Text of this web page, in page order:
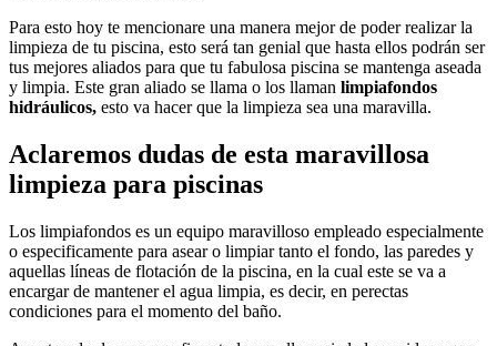
Para esto hoy te mencionare una manera mejor de poder realizar la
limpieza de tu piscina, esto será tan genial que hasta ellos podrán ser
tus mejores aliados para que tu fabulosa piscina se mantenga aseada
y limpia. Este gran aliado se llama o los llaman limpiafondos
hidráulicos, esto va hacer que la limpieza sea una maravilla.
Aclaremos dudas de esta maravillosa
limpieza para piscinas
Los limpiafondos es un equipo maravilloso empleado especialmente
o especificamente para asear o limpiar tanto el fondo, las paredes y
aquellas líneas de flotación de la piscina, en la cual este se va a
encargar de mantener el agua limpia, es decir, en perectas
condiciones para el momento del baño.